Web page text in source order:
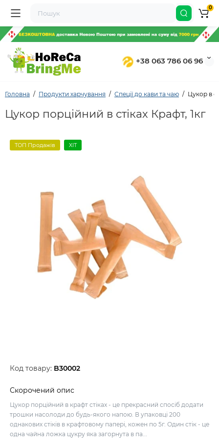
+38 063 786 06 96
0
Головна Продукти харчування Спеції до кави та чаю Цукор в
Цукор порційний в стіках Крафт, 1кг
ТОП Продажів ХІТ
Код товару: B30002
Скорочений опис
Цукор порційний в крафт стіках - це прекрасний спосіб додати
трошки насолоди до будь-якого напою. В упаковці 200
однакових стіків в крафтовому папері, кожен по 5г. Один стік - це
одна чайна ложка цукру яка загорнута в па...